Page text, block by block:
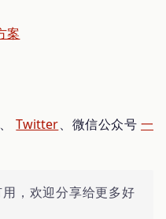
案
、Twitter、微信公众号一
，欢迎分享给更多好